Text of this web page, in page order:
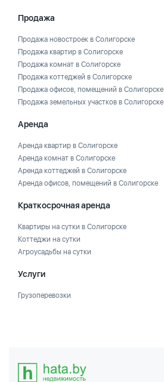
Продажа
Продажа новостроек в Солигорске
Продажа квартир в Солигорске
Продажа комнат в Солигорске
Продажа коттеджей в Солигорске
Продажа офисов, помещений в Солигорске
Продажа земельных участков в Солигорске
Аренда
Аренда квартир в Солигорске
Аренда комнат в Солигорске
Аренда коттеджей в Солигорске
Аренда офисов, помещений в Солигорске
Краткосрочная аренда
Квартиры на сутки в Солигорске
Коттеджи на сутки
Агроусадьбы на сутки
Услуги
Грузоперевозки